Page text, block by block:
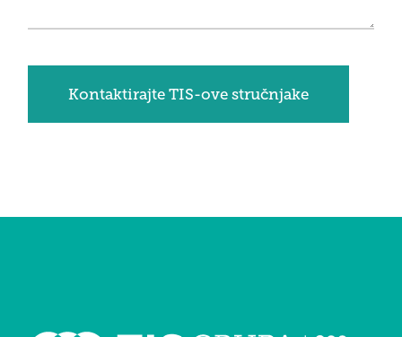
Kontaktirajte TIS-ove stručnjake